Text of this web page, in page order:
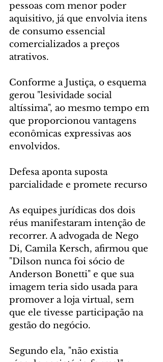
pessoas com menor poder
aquisitivo, já que envolvia itens
de consumo essencial
comercializados a preços
atrativos.
Conforme a Justiça, o esquema
gerou "lesividade social
altíssima", ao mesmo tempo em
que proporcionou vantagens
econômicas expressivas aos
envolvidos.
Defesa aponta suposta
parcialidade e promete recurso
As equipes jurídicas dos dois
réus manifestaram intenção de
recorrer. A advogada de Nego
Di, Camila Kersch, afirmou que
"Dilson nunca foi sócio de
Anderson Bonetti" e que sua
imagem teria sido usada para
promover a loja virtual, sem
que ele tivesse participação na
gestão do negócio.
Segundo ela, "não existia